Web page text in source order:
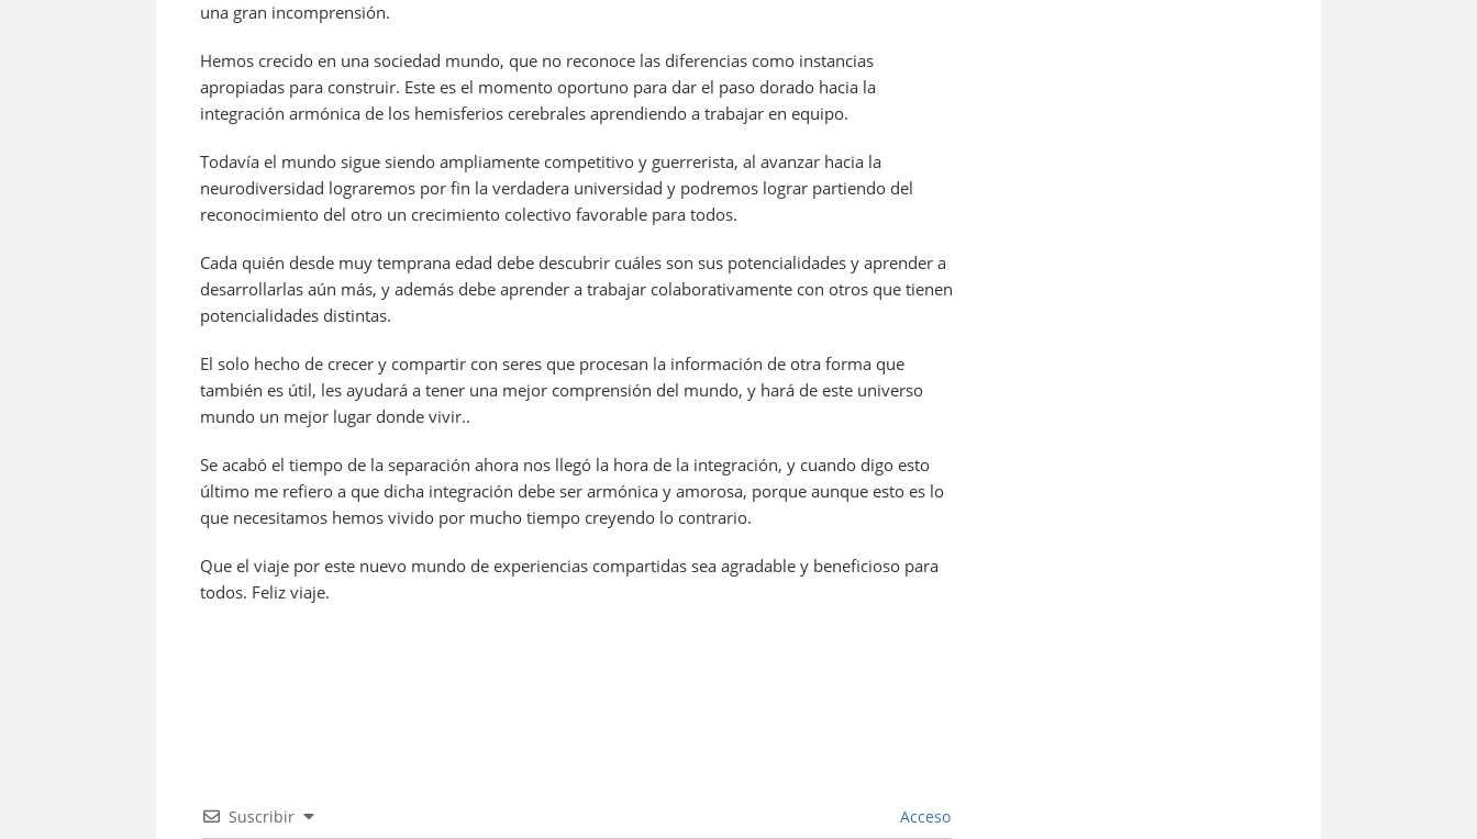
una gran incomprensión.
Hemos crecido en una sociedad mundo, que no reconoce las diferencias como instancias
apropiadas para construir. Este es el momento oportuno para dar el paso dorado hacia la
integración armónica de los hemisferios cerebrales aprendiendo a trabajar en equipo.
Todavía el mundo sigue siendo ampliamente competitivo y guerrerista, al avanzar hacia la
neurodiversidad lograremos por fin la verdadera universidad y podremos lograr partiendo del
reconocimiento del otro un crecimiento colectivo favorable para todos.
Cada quién desde muy temprana edad debe descubrir cuáles son sus potencialidades y aprender a
desarrollarlas aún más, y además debe aprender a trabajar colaborativamente con otros que tienen
potencialidades distintas.
El solo hecho de crecer y compartir con seres que procesan la información de otra forma que
también es útil, les ayudará a tener una mejor comprensión del mundo, y hará de este universo
mundo un mejor lugar donde vivir..
Se acabó el tiempo de la separación ahora nos llegó la hora de la integración, y cuando digo esto
último me refiero a que dicha integración debe ser armónica y amorosa, porque aunque esto es lo
que necesitamos hemos vivido por mucho tiempo creyendo lo contrario.
Que el viaje por este nuevo mundo de experiencias compartidas sea agradable y beneficioso para
todos. Feliz viaje.
Suscribir Acceso